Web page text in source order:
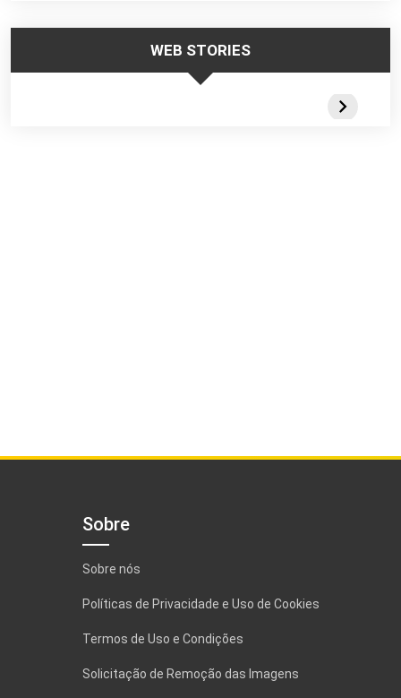
WEB STORIES
Trabalhar no
Responsabilidade
Portateis
Sobre
Sobre nós
Políticas de Privacidade e Uso de Cookies
Termos de Uso e Condições
Solicitação de Remoção das Imagens